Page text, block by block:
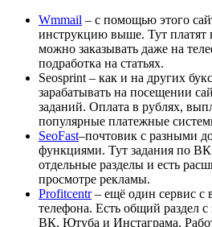
Wmmail – с помощью этого
инструкцию выше. Тут платят
можно заказывать даже на
подработка на статьях.
Seosprint – как и на других
зарабатывать на посещении
заданий. Оплата в рублях,
популярные платежные
SeoFast–почтовик с разными
функциями. Тут задания по
отдельные разделы и есть
просмотре рекламы.
Profitcentr– ещё один сервис с
телефона. Есть общий раздел с
ВК, Ютуба и Инстаграма.